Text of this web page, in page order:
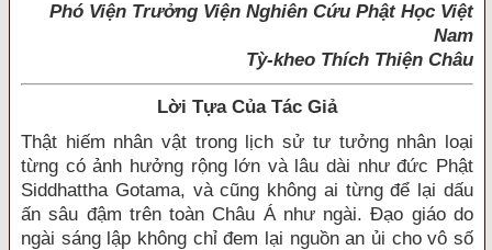
Phó Viện Trưởng Viện Nghiên Cứu Phật Học Việt
Nam
Tỳ-kheo Thích Thiện Châu
Lời Tựa Của Tác Giả
Thật hiếm nhân vật trong lịch sử tư tưởng nhân loại
từng có ảnh hưởng rộng lớn và lâu dài như đức Phật
Siddhattha Gotama, và cũng không ai từng để lại dấu
ấn sâu đậm trên toàn Châu Á như ngài. Ðạo giáo do
ngài sáng lập không chỉ đem lại nguồn an ủi cho vô số